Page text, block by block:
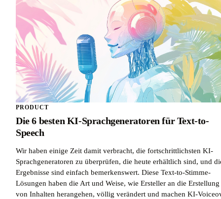
PRODUCT
Die 6 besten KI-Sprachgeneratoren für Text-to-
Speech
Wir haben einige Zeit damit verbracht, die fortschrittlichsten KI-
Sprachgeneratoren zu überprüfen, die heute erhältlich sind, und
Ergebnisse sind einfach bemerkenswert. Diese Text-to-Stimme-
Lösungen haben die Art und Weise, wie Ersteller an die Erstellung
von Inhalten herangehen, völlig verändert und machen KI-